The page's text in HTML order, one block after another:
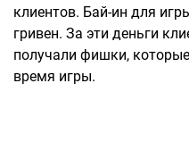
клиентов. Бай-ин для
гривен. За эти деньги
получали фишки,
время игры.